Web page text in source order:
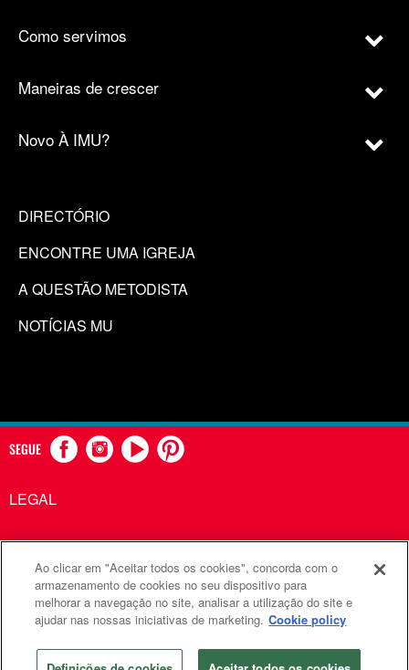
Como servimos
Maneiras de crescer
Novo À IMU?
DIRECTÓRIO
ENCONTRE UMA IGREJA
A QUESTÃO METODISTA
NOTÍCIAS MU
SEGUE
LEGAL
Comunicações Metodistas Unidas é uma agência da Igreja
Metodista Unida
©2026 Comunicações Metodistas Unidas. Todos os direitos
reservados
Ao clicar em "Aceitar todos os cookies", concorda com o
armazenamento de cookies no seu dispositivo para
melhorar a navegação no site, analisar a utilização do site e
ajudar nas nossas iniciativas de marketing. Cookie policy